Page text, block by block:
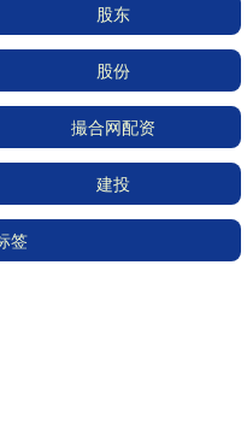
股东
股份
撮合网配资
建投
签